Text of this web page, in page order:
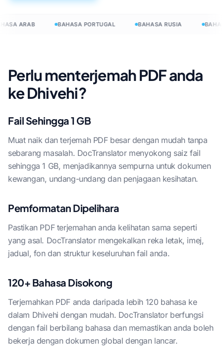
ARAB BAHASA PORTUGAL BAHASA RUSIA
Perlu menterjemah PDF anda
ke Dhivehi?
Fail Sehingga 1 GB
Muat naik dan terjemah PDF besar dengan mudah tanpa
sebarang masalah. DocTranslator menyokong saiz fail
sehingga 1 GB, menjadikannya sempurna untuk dokumen
kewangan, undang-undang dan penjagaan kesihatan.
Pemformatan Dipelihara
Pastikan PDF terjemahan anda kelihatan sama seperti
yang asal. DocTranslator mengekalkan reka letak, imej,
jadual, fon dan struktur keseluruhan fail anda.
120+ Bahasa Disokong
Terjemahkan PDF anda daripada lebih 120 bahasa ke
dalam Dhivehi dengan mudah. DocTranslator berfungsi
dengan fail berbilang bahasa dan memastikan anda boleh
bekerja dengan dokumen global dengan lancar.